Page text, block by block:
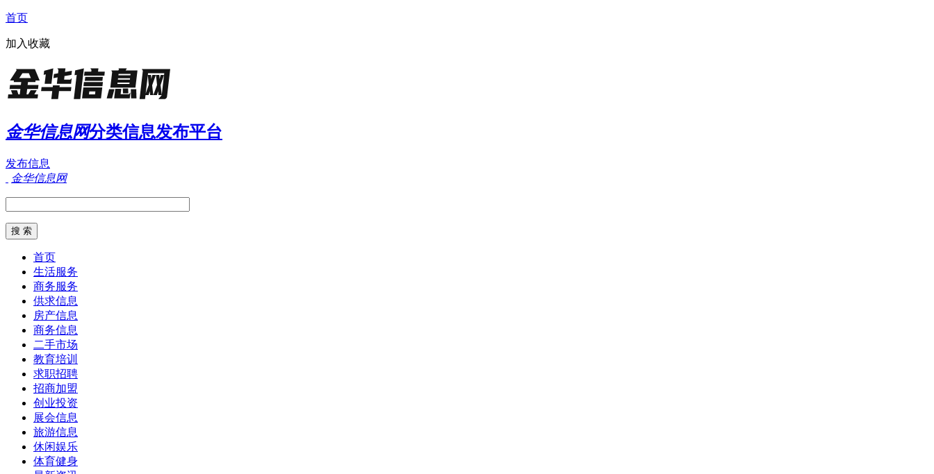
首页
加入收藏
金华信息网分类信息发布平台
发布信息
金华信息网
首页
生活服务
商务服务
供求信息
房产信息
商务信息
二手市场
教育培训
求职招聘
招商加盟
创业投资
展会信息
旅游信息
休闲娱乐
体育健身